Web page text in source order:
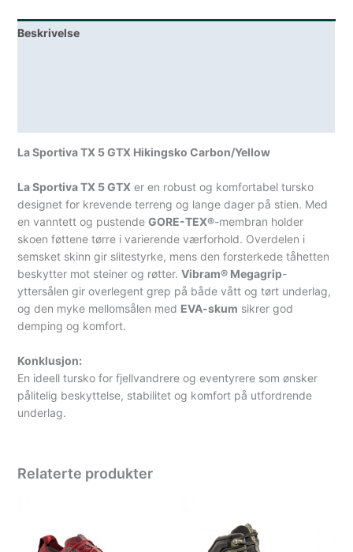
Tursko
Herre
Beskrivelse
La Sportiva TX 5 GTX Hikingsko Carbon/Yellow
La Sportiva TX 5 GTX er en robust og komfortabel tursko
designet for krevende terreng og lange dager på stien. Med
en vanntett og pustendeGORE-TEX®-membran holder
skoen føttene tørre i varierende værforhold. Overdelen i
semsket skinn gir slitestyrke, mens den forsterkede tåhetten
beskytter mot steiner og røtter.Vibram® Megagrip-
yttersålen gir overlegent grep på både vått og tørt underlag,
og den myke mellomsålen med EVA-skum sikrer god
demping og komfort.
Konklusjon:
En ideell tursko for fjellvandrere og eventyrere som ønsker
pålitelig beskyttelse, stabilitet og komfort på utfordrende
underlag.
Relaterte produkter